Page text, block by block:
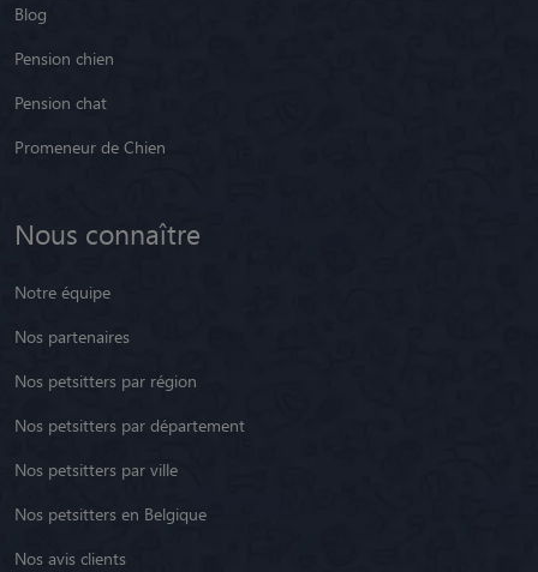
Blog
Pension chien
Pension chat
Promeneur de Chien
Nous connaître
Notre équipe
Nos partenaires
Nos petsitters par région
Nos petsitters par département
Nos petsitters par ville
Nos petsitters en Belgique
Nos avis clients